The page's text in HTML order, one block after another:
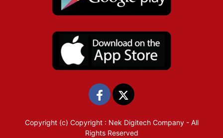
Copyright (c) Copyright : Nek Digitech Company- All
Rights Reserved